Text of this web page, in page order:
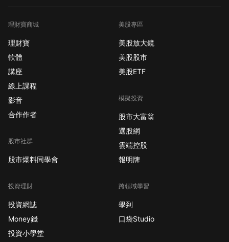
理財寶商城
理財寶
軟體
講座
線上課程
影音
合作作者
股市社群
股市爆料同學會
投資理財
投資網誌
Money錢
投資小學堂
美股專區
美股放大鏡
美股股市
美股ETF
模擬投資
股市大富翁
選股網
雲端控股
報明牌
跨領域學習
學到
口袋Studio